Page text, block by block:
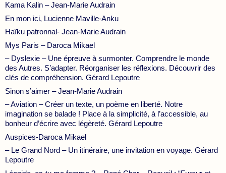
Kama Kalin – Jean-Marie Audrain
En mon ici, Lucienne Maville-Anku
Haïku patronnal- Jean-Marie Audrain
Mys Paris – Daroca Mikael
– Dyslexie – Une épreuve à surmonter. Comprendre le monde
des Autres. S’adapter. Réorganiser les réflexions. Découvrir des
clés de compréhension. Gérard Lepoutre
Sinon s’aimer – Jean-Marie Audrain
– Aviation – Créer un texte, un poème en liberté. Notre
imagination se balade ! Place à la simplicité, à l’accessible, au
bonheur d’écrire avec légèreté. Gérard Lepoutre
Auspices-Daroca Mikael
– Le Grand Nord – Un itinéraire, une invitation en voyage. Gérard
Lepoutre